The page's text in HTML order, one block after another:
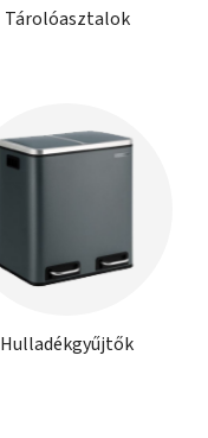
Tárolóasztalok
Hulladékgyűjtők